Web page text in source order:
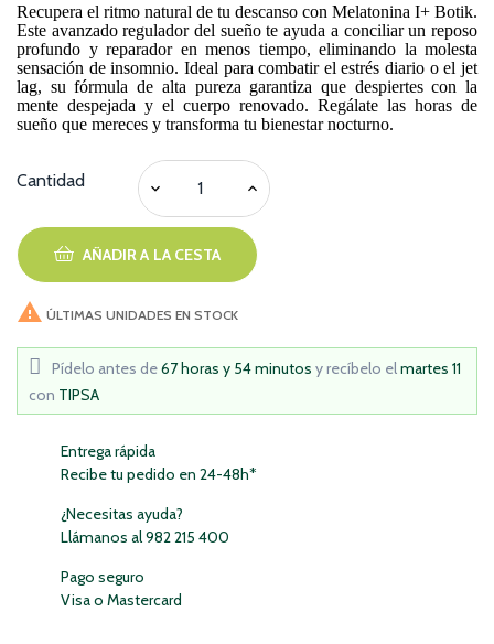
Recupera el ritmo natural de tu descanso con Melatonina I+ Botik.
Este avanzado regulador del sueño te ayuda a conciliar un reposo
profundo y reparador en menos tiempo, eliminando la molesta
sensación de insomnio. Ideal para combatir el estrés diario o el jet
lag, su fórmula de alta pureza garantiza que despiertes con la
mente despejada y el cuerpo renovado. Regálate las horas de
sueño que mereces y transforma tu bienestar nocturno.
Cantidad
AÑADIR A LA CESTA
 ÚLTIMAS UNIDADES EN STOCK
Pídelo antes de67 horas y 54 minutos y recíbelo elmartes 11
con TIPSA
Entrega rápida
Recibe tu pedido en 24-48h*
¿Necesitas ayuda?
Llámanos al 982 215 400
Pago seguro
Visa o Mastercard